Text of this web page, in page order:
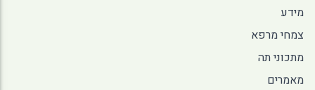
מידע
צמחי מרפא
מתכוני תה
מאמרים